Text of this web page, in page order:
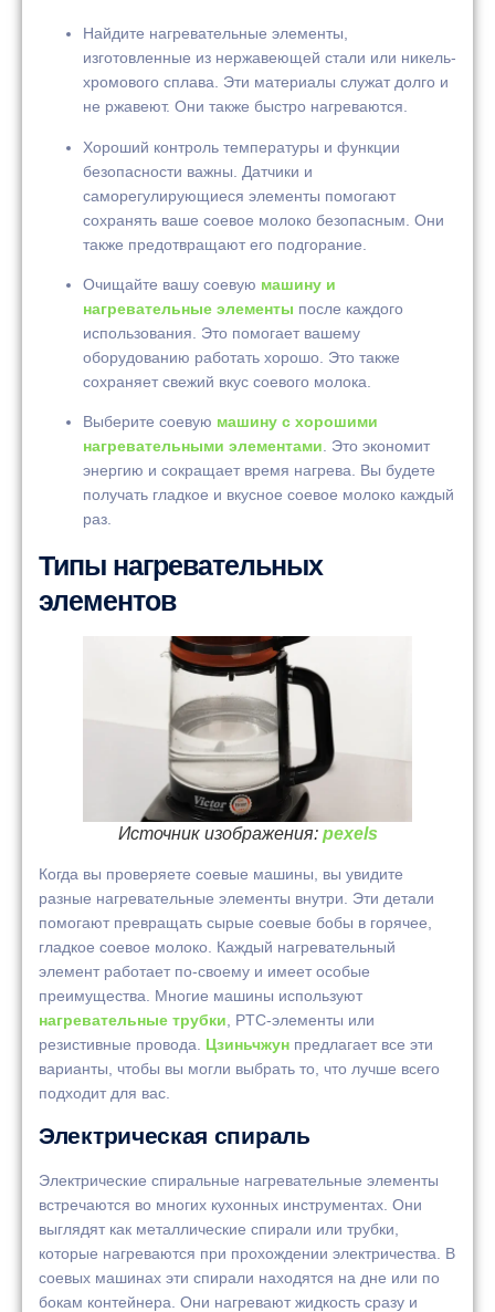
Найдите нагревательные элементы,
изготовленные из нержавеющей стали или никель-
хромового сплава. Эти материалы служат долго и
не ржавеют. Они также быстро нагреваются.
Хороший контроль температуры и функции
безопасности важны. Датчики и
саморегулирующиеся элементы помогают
сохранять ваше соевое молоко безопасным. Они
также предотвращают его подгорание.
Очищайте вашу соевую машину и
нагревательные элементы после каждого
использования. Это помогает вашему
оборудованию работать хорошо. Это также
сохраняет свежий вкус соевого молока.
Выберите соевую машину с хорошими
нагревательными элементами. Это экономит
энергию и сокращает время нагрева. Вы будете
получать гладкое и вкусное соевое молоко каждый
раз.
Типы нагревательных
элементов
Источник изображения: pexels
Когда вы проверяете соевые машины, вы увидите
разные нагревательные элементы внутри. Эти детали
помогают превращать сырые соевые бобы в горячее,
гладкое соевое молоко. Каждый нагревательный
элемент работает по-своему и имеет особые
преимущества. Многие машины используют
нагревательные трубки , PTC-элементы или
резистивные провода. Цзиньчжун предлагает все эти
варианты, чтобы вы могли выбрать то, что лучше всего
подходит для вас.
Электрическая спираль
Электрические спиральные нагревательные элементы
встречаются во многих кухонных инструментах. Они
выглядят как металлические спирали или трубки,
которые нагреваются при прохождении электричества. В
соевых машинах эти спирали находятся на дне или по
бокам контейнера. Они нагревают жидкость сразу и